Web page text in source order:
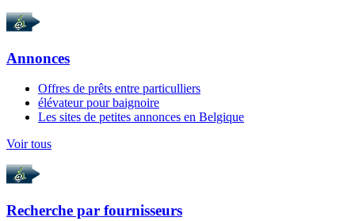
Annonces
Offres de prêts entre particulliers
élévateur pour baignoire
Les sites de petites annonces en Belgique
Voir tous
Recherche par fournisseurs